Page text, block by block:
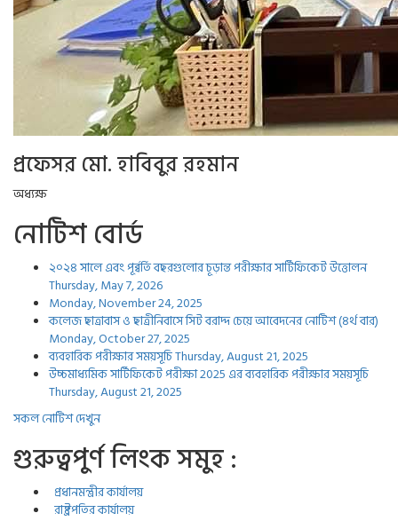
প্রফেসর মো. হাবিবুর রহমান
অধ্যক্ষ
নোটিশ বোর্ড
২০২৪ সালে এবং পূর্ব্বর্তি বছরগুলোর চূড়ান্ত পরীক্ষার সার্টিফিকেট উত্তোলন
Thursday, May 7, 2026
Monday, November 24, 2025
কলেজ ছাত্রাবাস ও ছাত্রীনিবাসে সিট বরাদ্দ চেয়ে আবেদনের নোটিশ (৪র্থ বার)
Monday, October 27, 2025
ব্যবহারিক পরীক্ষার সময়সূচিThursday, August 21, 2025
উচ্চমাধ্যমিক সার্টিফিকেট পরীক্ষা 2025 এর ব্যবহারিক পরীক্ষার সময়সূচি
Thursday, August 21, 2025
সকল নোটিশ দেখুন
গুরুত্বপুর্ণ লিংক সমুহ :
প্রধানমন্ত্রীর কার্যালয়
রাষ্ট্রপতির কার্যালয়